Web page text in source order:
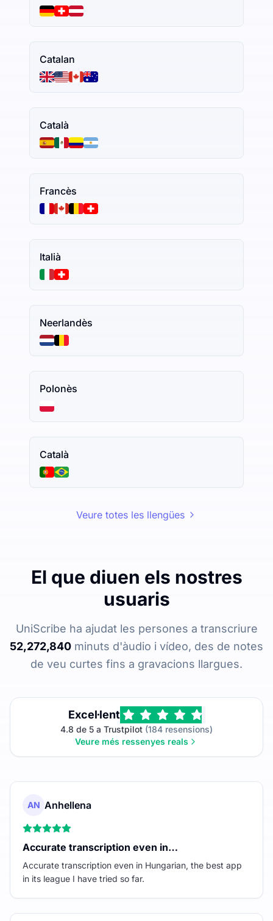
Catalan
Català
Francès
Italià
Neerlandès
Polonès
Català
Veure totes les llengües
El que diuen els nostres
usuaris
UniScribe ha ajudat les persones a transcriure
52,272,840 minuts d'àudio i vídeo, des de notes
de veu curtes fins a gravacions llargues.
Excel·lent
4.8 de 5 a Trustpilot (184 resensions)
Veure més ressenyes reals
AN Anhellena
Accurate transcription even in…
Accurate transcription even in Hungarian, the best app
in its league I have tried so far.